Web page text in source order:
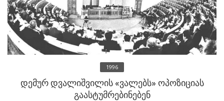
შესახებ
ეროვნული
მოძრაობის
ისტორია
1996
დემურ დვალიშვილის «ვალებს» ოპოზიციას
გაასტუმრებინებენ